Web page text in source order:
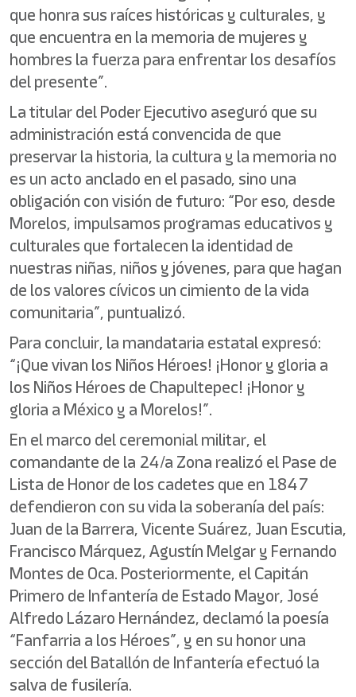
que honra sus raíces históricas y culturales, y
que encuentra en la memoria de mujeres y
hombres la fuerza para enfrentar los desafíos
del presente”.
La titular del Poder Ejecutivo aseguró que su
administración está convencida de que
preservar la historia, la cultura y la memoria no
es un acto anclado en el pasado, sino una
obligación con visión de futuro: “Por eso, desde
Morelos, impulsamos programas educativos y
culturales que fortalecen la identidad de
nuestras niñas, niños y jóvenes, para que hagan
de los valores cívicos un cimiento de la vida
comunitaria”, puntualizó.
Para concluir, la mandataria estatal expresó:
“¡Que vivan los Niños Héroes! ¡Honor y gloria a
los Niños Héroes de Chapultepec! ¡Honor y
gloria a México y a Morelos!”.
En el marco del ceremonial militar, el
comandante de la 24/a Zona realizó el Pase de
Lista de Honor de los cadetes que en 1847
defendieron con su vida la soberanía del país:
Juan de la Barrera, Vicente Suárez, Juan Escutia,
Francisco Márquez, Agustín Melgar y Fernando
Montes de Oca. Posteriormente, el Capitán
Primero de Infantería de Estado Mayor, José
Alfredo Lázaro Hernández, declamó la poesía
“Fanfarria a los Héroes”, y en su honor una
sección del Batallón de Infantería efectuó la
salva de fusilería.